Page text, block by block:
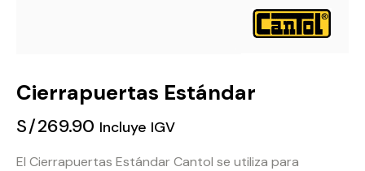
Cierrapuertas Estándar
S/269.90 Incluye IGV
El Cierrapuertas Estándar Cantol se utiliza para